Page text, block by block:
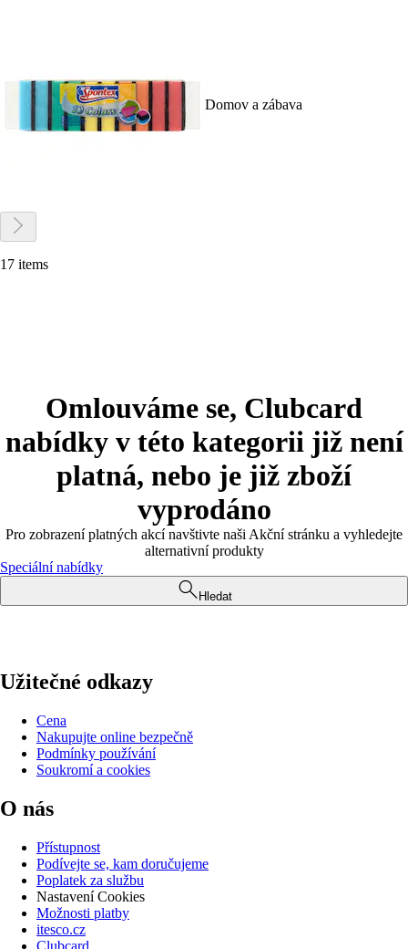
Domov a zábava
17 items
Omlouváme se, Clubcard
nabídky v této kategorii již není
platná, nebo je již zboží
vyprodáno
Pro zobrazení platných akcí navštivte naši Akční stránku a vyhledejte
alternativní produkty
Speciální nabídky
Hledat
Užitečné odkazy
Cena
Nakupujte online bezpečně
Podmínky používání
Soukromí a cookies
O nás
Přístupnost
Podívejte se, kam doručujeme
Poplatek za službu
Nastavení Cookies
Možnosti platby
itesco.cz
Clubcard